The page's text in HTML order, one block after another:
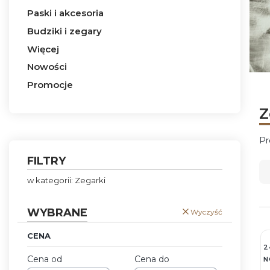
Paski i akcesoria
Budziki i zegary
Więcej
Nowości
Promocje
FILTRY
w kategorii: Zegarki
WYBRANE Wyczyść
CENA
Cena od Cena do